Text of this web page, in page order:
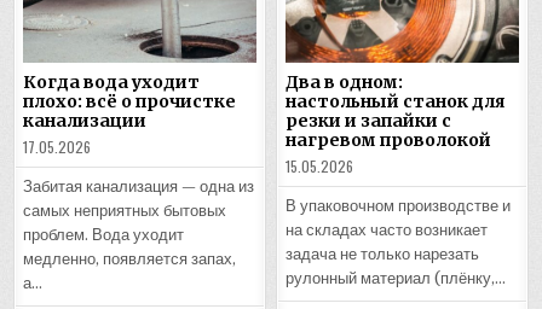
Когда вода уходит
плохо: всё о прочистке
канализации
17.05.2026
Забитая канализация — одна из
самых неприятных бытовых
проблем. Вода уходит
медленно, появляется запах,
а…
Два в одном:
настольный станок для
резки и запайки с
нагревом проволокой
15.05.2026
В упаковочном производстве и
на складах часто возникает
задача не только нарезать
рулонный материал (плёнку,…